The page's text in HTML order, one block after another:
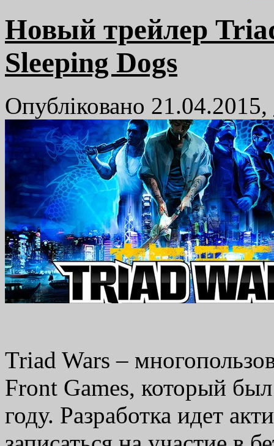
Новый трейлер
Sleeping Dogs
Опубліковано 21.04.2015,
Triad Wars –
Front Games, который
году. Разработка идет